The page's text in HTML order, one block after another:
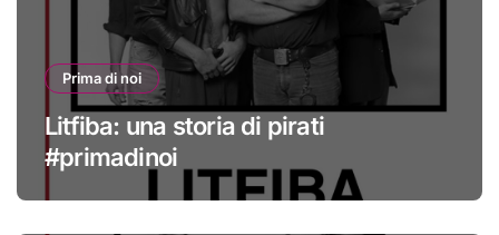
Prima di noi
Litfiba: una storia di pirati
#primadinoi